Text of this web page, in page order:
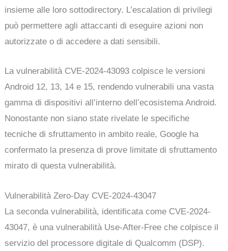
insieme alle loro sottodirectory. L’escalation di privilegi
può permettere agli attaccanti di eseguire azioni non
autorizzate o di accedere a dati sensibili.
La vulnerabilità CVE-2024-43093 colpisce le versioni
Android 12, 13, 14 e 15, rendendo vulnerabili una vasta
gamma di dispositivi all’interno dell’ecosistema Android.
Nonostante non siano state rivelate le specifiche
tecniche di sfruttamento in ambito reale, Google ha
confermato la presenza di prove limitate di sfruttamento
mirato di questa vulnerabilità.
Vulnerabilità Zero-Day CVE-2024-43047
La seconda vulnerabilità, identificata come CVE-2024-
43047, è una vulnerabilità Use-After-Free che colpisce il
servizio del processore digitale di Qualcomm (DSP).